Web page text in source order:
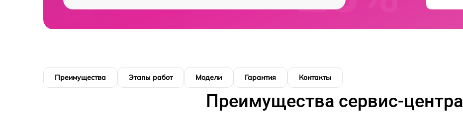
Преимущества Этапы работ Модели Гарантия Контакты
Преимущества сервис-центра